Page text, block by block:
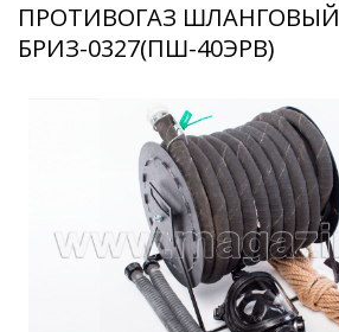
ПРОТИВОГАЗ ШЛАНГОВЫЙ
БРИЗ-0327(ПШ-40ЭРВ)